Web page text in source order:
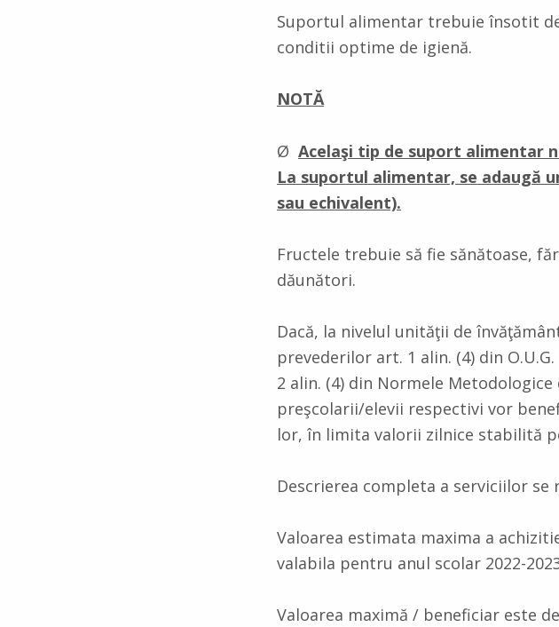
Suportul alimentar trebuie însotit
conditii optime de igienă.
NOTĂ
Ø Acelaşi tip de suport alimentar
La suportul alimentar, se adaugă
sau echivalent).
Fructele trebuie să fie sănătoase,
dăunători.
Dacă, la nivelul unităţii de
prevederilor art. 1 alin. (4) din
2 alin. (4) din Normele
preşcolarii/elevii respectivi vor
lor, în limita valorii zilnice stabilită
Descrierea completa a serviciilor se
Valoarea estimata maxima a
valabila pentru anul scolar 2022-
Valoarea maximă / beneficiar este